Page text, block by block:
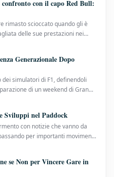
confronto con il capo Red Bull:
rimasto scioccato quando gli è
delle sue prestazioni nei
in Ferrari per la stagione 2021.
Generazionale Dopo
simulatori di F1, definendoli
di un weekend di Gran
che Lewis Hamilton, all'inizio
Sviluppi nel Paddock
con notizie che vanno da
per importanti movimenti
Saluta la Mercedes Dopo un
se Non per Vincere Gare in